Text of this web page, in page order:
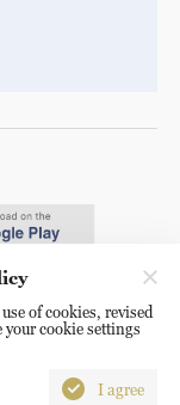
16A
of cookies, revised
your cookie settings
I agree